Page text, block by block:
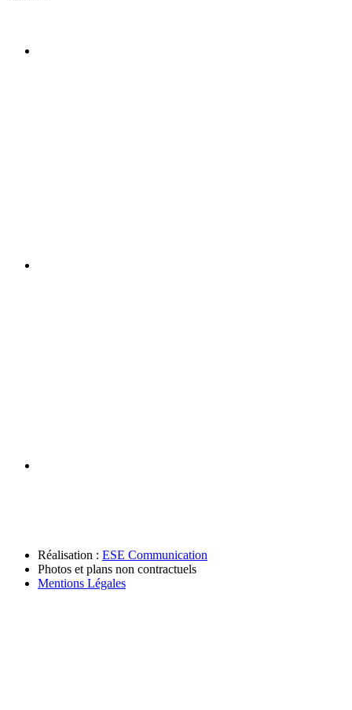
Réalisation : ESE Communication
Photos et plans non contractuels
Mentions Légales